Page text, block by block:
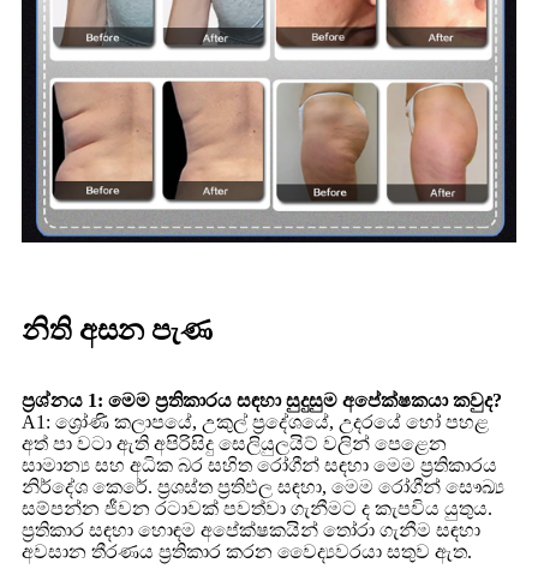
නිති අසන පැණ
ප්‍රශ්නය 1: මෙම ප්‍රතිකාරය සඳහා සුදුසුම අපේක්ෂකයා කවුද?
A1: ශ්‍රෝණි කලාපයේ, උකුල් ප්‍රදේශයේ, උදරයේ හෝ පහළ
අත් පා වටා ඇති අපිරිසිදු සෙලියුලයිට් වලින් පෙළෙන
සාමාන්‍ය සහ අධික බර සහිත රෝගීන් සඳහා මෙම ප්‍රතිකාරය
නිර්දේශ කෙරේ. ප්‍රශස්ත ප්‍රතිඵල සඳහා, මෙම රෝගීන් සෞඛ්‍ය
සම්පන්න ජීවන රටාවක් පවත්වා ගැනීමට ද කැපවිය යුතුය.
ප්‍රතිකාර සඳහා හොඳම අපේක්ෂකයින් තෝරා ගැනීම සඳහා
අවසාන තීරණය ප්‍රතිකාර කරන වෛද්‍යවරයා සතුව ඇත.